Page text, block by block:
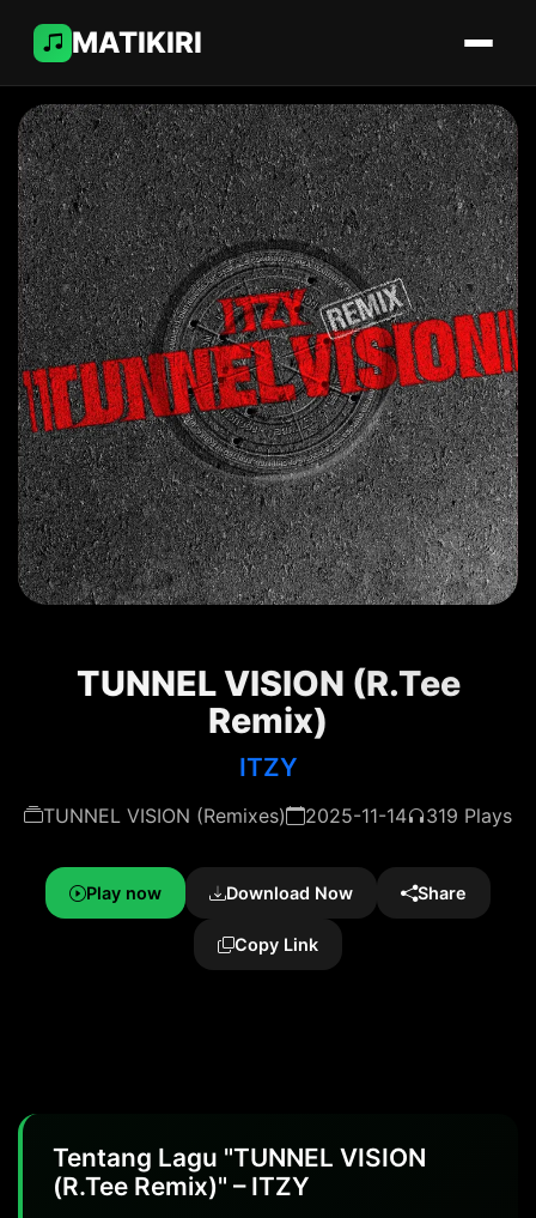
MATIKIRI
TUNNEL VISION (R.Tee
Remix)
ITZY
TUNNEL VISION (Remixes) 2025-11-14 319 Plays
Play now Download Now Share
Copy Link
Tentang Lagu "TUNNEL VISION
(R.Tee Remix)" – ITZY